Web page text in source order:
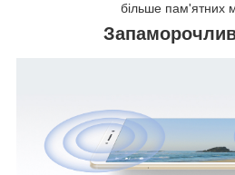
більше пам'ятних